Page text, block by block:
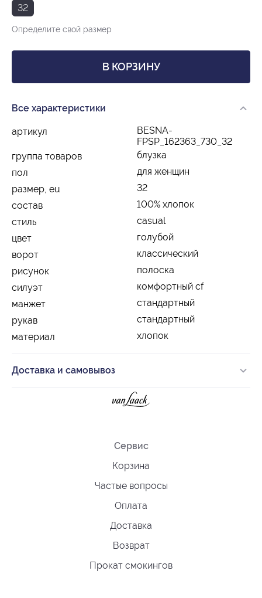
32
Определите свой размер
В КОРЗИНУ
Все характеристики
артикул
BESNA-
FPSP_162363_730_32
группа товаров
блузка
пол
для женщин
размер, eu
32
состав
100% хлопок
стиль
casual
цвет
голубой
ворот
классический
рисунок
полоска
силуэт
комфортный cf
манжет
стандартный
рукав
стандартный
материал
хлопок
Доставка и самовывоз
Сервис
Корзина
Частые вопросы
Оплата
Доставка
Возврат
Прокат смокингов